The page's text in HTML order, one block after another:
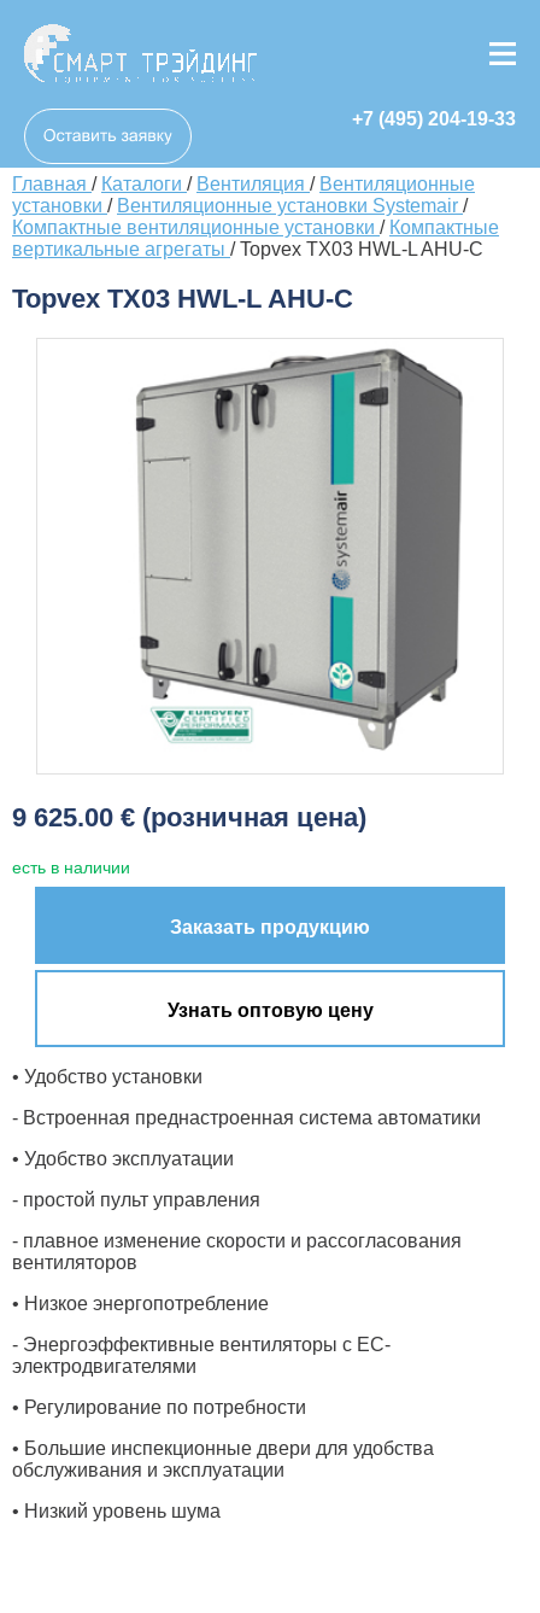
+7 (495) 204-19-33
Главная / Каталоги / Вентиляция / Вентиляционные
установки / Вентиляционные установки Systemair /
Компактные вентиляционные установки / Компактные
вертикальные агрегаты /Topvex TX03 HWL-L AHU-C
Topvex TX03 HWL-L AHU-C
9 625.00 € (розничная цена)
есть в наличии
Заказать продукцию
Узнать оптовую цену
• Удобство установки
- Встроенная преднастроенная система автоматики
• Удобство эксплуатации
- простой пульт управления
- плавное изменение скорости и рассогласования
вентиляторов
• Низкое энергопотребление
- Энергоэффективные вентиляторы с ЕС-
электродвигателями
• Регулирование по потребности
• Большие инспекционные двери для удобства
обслуживания и эксплуатации
• Низкий уровень шума